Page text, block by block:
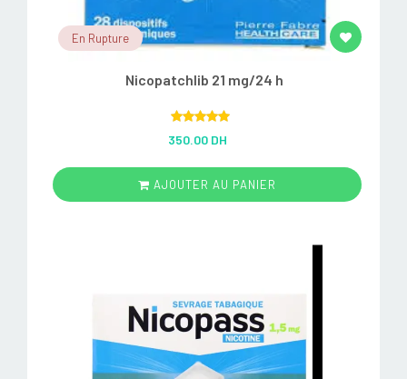
En Rupture
Nicopatchlib 21 mg/24 h
out of 5
350.00 DH
AJOUTER AU PANIER